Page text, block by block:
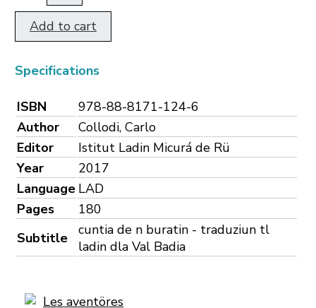
Add to cart
Specifications
ISBN
978-88-8171-124-6
Author
Collodi, Carlo
Editor
Istitut Ladin Micurá de Rü
Year
2017
Language LAD
Pages
180
Subtitle
cuntia de n buratin - traduziun tl
ladin dla Val Badia